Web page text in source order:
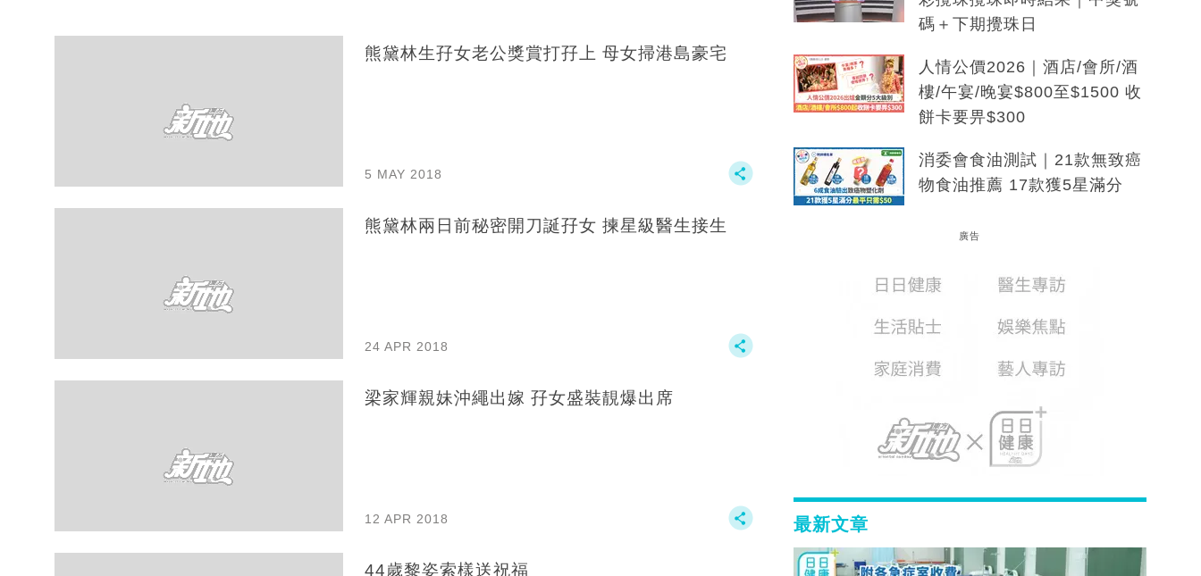
熊黛林生孖女老公獎賞打孖上 母女掃港島豪宅
5 MAY 2018
熊黛林兩日前秘密開刀誕孖女 揀星級醫生接生
24 APR 2018
梁家輝親妹沖繩出嫁 孖女盛裝靚爆出席
12 APR 2018
44歲黎姿索樣送祝福
碼＋下期攪珠日
人情公價2026｜酒店/會所/酒
樓/午宴/晚宴$800至$1500 收
餅卡要畀$300
消委會食油測試｜21款無致癌
物食油推薦 17款獲5星滿分
廣告
最新文章